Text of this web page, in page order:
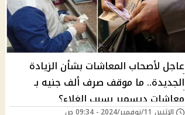
عاجل لأصحاب المعاشات بشأن الزيادة
الجديدة.. ما موقف صرف ألف جنيه بـ
معاشات ديسمبر بسبب الغلاء؟
الإثنين 11/نوفمبر/2024 - 09:34 ص